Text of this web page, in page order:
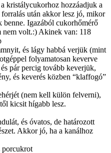
kristálycukorhoz hozzáadjuk a
után akkor lesz jó, mikor
benne. Igazából cukorhőmérő
nem volt.:) Akinek van: 118
és lágy habbá verjük (mint
folyamatosan keverve
pár percig tovább keverjük,
és keverés közben “klaffogó”
(nem kell külön felverni),
kicsit hígabb lesz.
és óvatos, de határozott
Akkor jó, ha a kanálhoz